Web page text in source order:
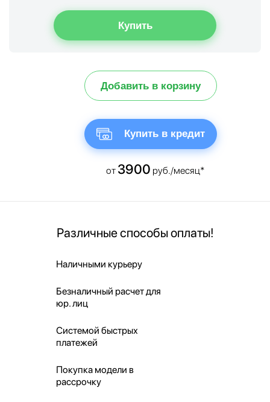
Добавить в корзину
Купить в кредит
от 3900 руб./месяц*
Различные способы оплаты!
Наличными курьеру
Безналичный расчет для
юр. лиц
Системой быстрых
платежей
Покупка модели в
рассрочку